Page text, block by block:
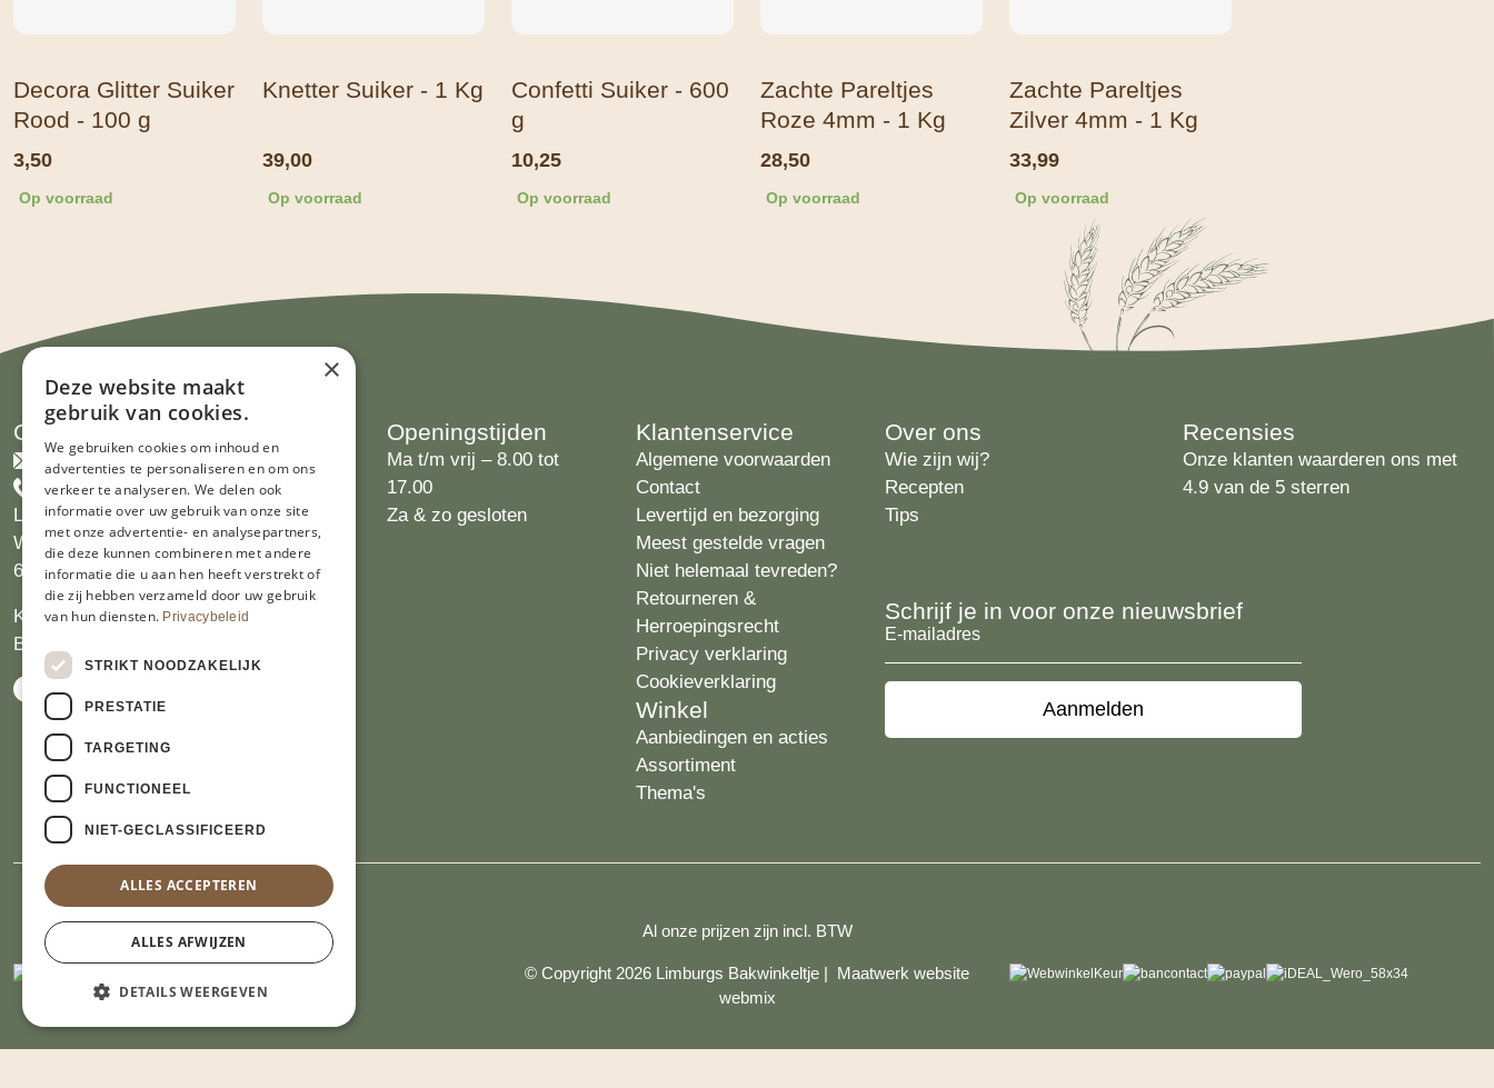
Decora Glitter Suiker
Rood - 100 g
3,50
Op voorraad
Knetter Suiker - 1 Kg
39,00
Op voorraad
Confetti Suiker - 600
g
10,25
Op voorraad
Zachte Pareltjes
Roze 4mm - 1 Kg
28,50
Op voorraad
Zachte Pareltjes
Zilver 4mm - 1 Kg
33,99
Op voorraad
Contact
info@limburgsbakwinkeltje.nl
+31455226693
Limburgs Bakwinkeltje
Wijngaardsweg 16
6412 PJ Heerlen
KVK 14069470
BTW NL809913914.B01
Openingstijden
Ma t/m vrij – 8.00 tot
17.00
Za & zo gesloten
Klantenservice
Algemene voorwaarden
Contact
Levertijd en bezorging
Meest gestelde vragen
Niet helemaal tevreden?
Retourneren &
Herroepingsrecht
Privacy verklaring
Cookieverklaring
Winkel
Aanbiedingen en acties
Assortiment
Thema's
Over ons
Wie zijn wij?
Recepten
Tips
Recensies
Onze klanten waarderen ons met
4.9 van de 5 sterren
Schrijf je in voor onze nieuwsbrief
E-
mailadres
Al onze prijzen zijn incl. BTW
© Copyright 2026 Limburgs Bakwinkeltje | Maatwerk website
webmix
×
Deze website maakt
gebruik van cookies.
We gebruiken cookies om inhoud en
advertenties te personaliseren en om ons
verkeer te analyseren. We delen ook
informatie over uw gebruik van onze site
met onze advertentie- en analysepartners,
die deze kunnen combineren met andere
informatie die u aan hen heeft verstrekt of
die zij hebben verzameld door uw gebruik
van hun diensten. Privacybeleid
STRIKT NOODZAKELIJK
PRESTATIE
TARGETING
FUNCTIONEEL
NIET-GECLASSIFICEERD
ALLES ACCEPTEREN
ALLES AFWIJZEN
DETAILS WEERGEVEN